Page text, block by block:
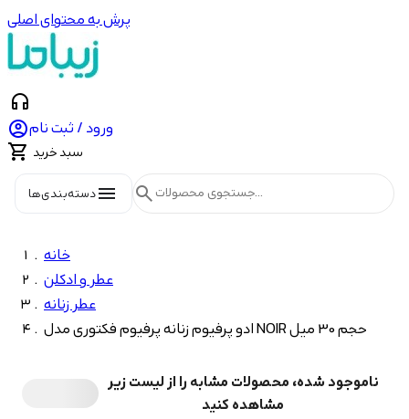
پرش به محتوای اصلی
headphones
ورود / ثبت نام
 سبد خرید
menuدسته‌بندی‌ها search
خانه
عطر و ادکلن
عطر زنانه
ادو پرفیوم زنانه پرفیوم فکتوری مدل NOIR حجم 30 میل
ناموجود شده، محصولات مشابه را از لیست زیر
مشاهده کنید